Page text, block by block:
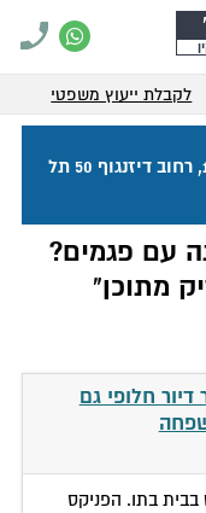
לקבלת ייעוץ משפטי
כתובתנו: מגדל על דיזנגוף סנטר קומה 16, רחוב דיזנגוף 50 תל
עם פגמים?
מתוכן"
חלופי גם
בתו. הפניקס